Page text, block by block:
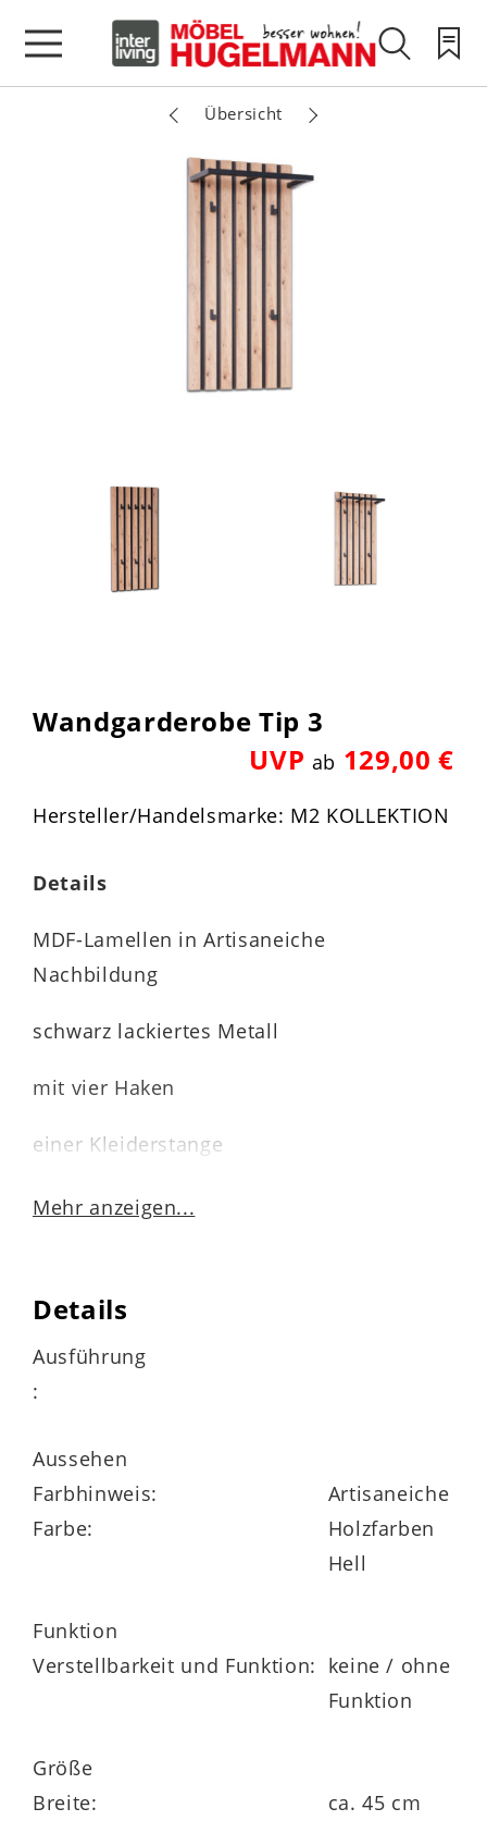
Übersicht
Wandgarderobe Tip 3
UVP ab 129,00 €
Hersteller/Handelsmarke: M2 KOLLEKTION
Details
MDF-Lamellen in Artisaneiche
Nachbildung
schwarz lackiertes Metall
mit vier Haken
einer Kleiderstange
Maße
Mehr anzeigen...
Details
Ausführung
:
Aussehen
Farbhinweis:
Artisaneiche
Farbe:
Holzfarben
Hell
Funktion
Verstellbarkeit und Funktion: keine / ohne
Funktion
Größe
Breite:
ca. 45 cm